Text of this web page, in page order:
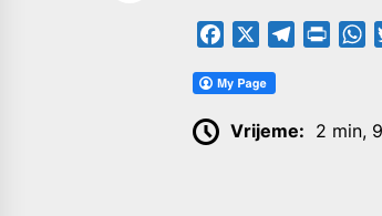
FacebookTelegram
Vrijeme: 2 min,